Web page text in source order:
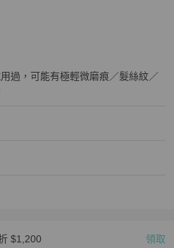
過，可能有極輕微磨痕／髮絲紋／
$1,200 領取